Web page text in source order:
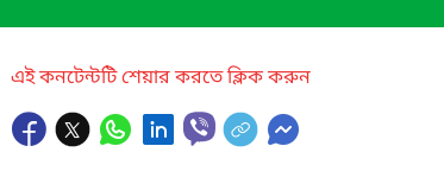
এই কনটেন্টটি শেয়ার করতে ক্লিক করুন